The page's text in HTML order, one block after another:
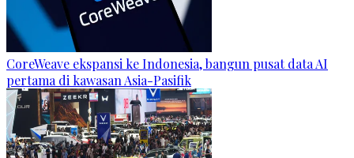
CoreWeave ekspansi ke Indonesia, bangun pusat data AI
pertama di kawasan Asia-Pasifik